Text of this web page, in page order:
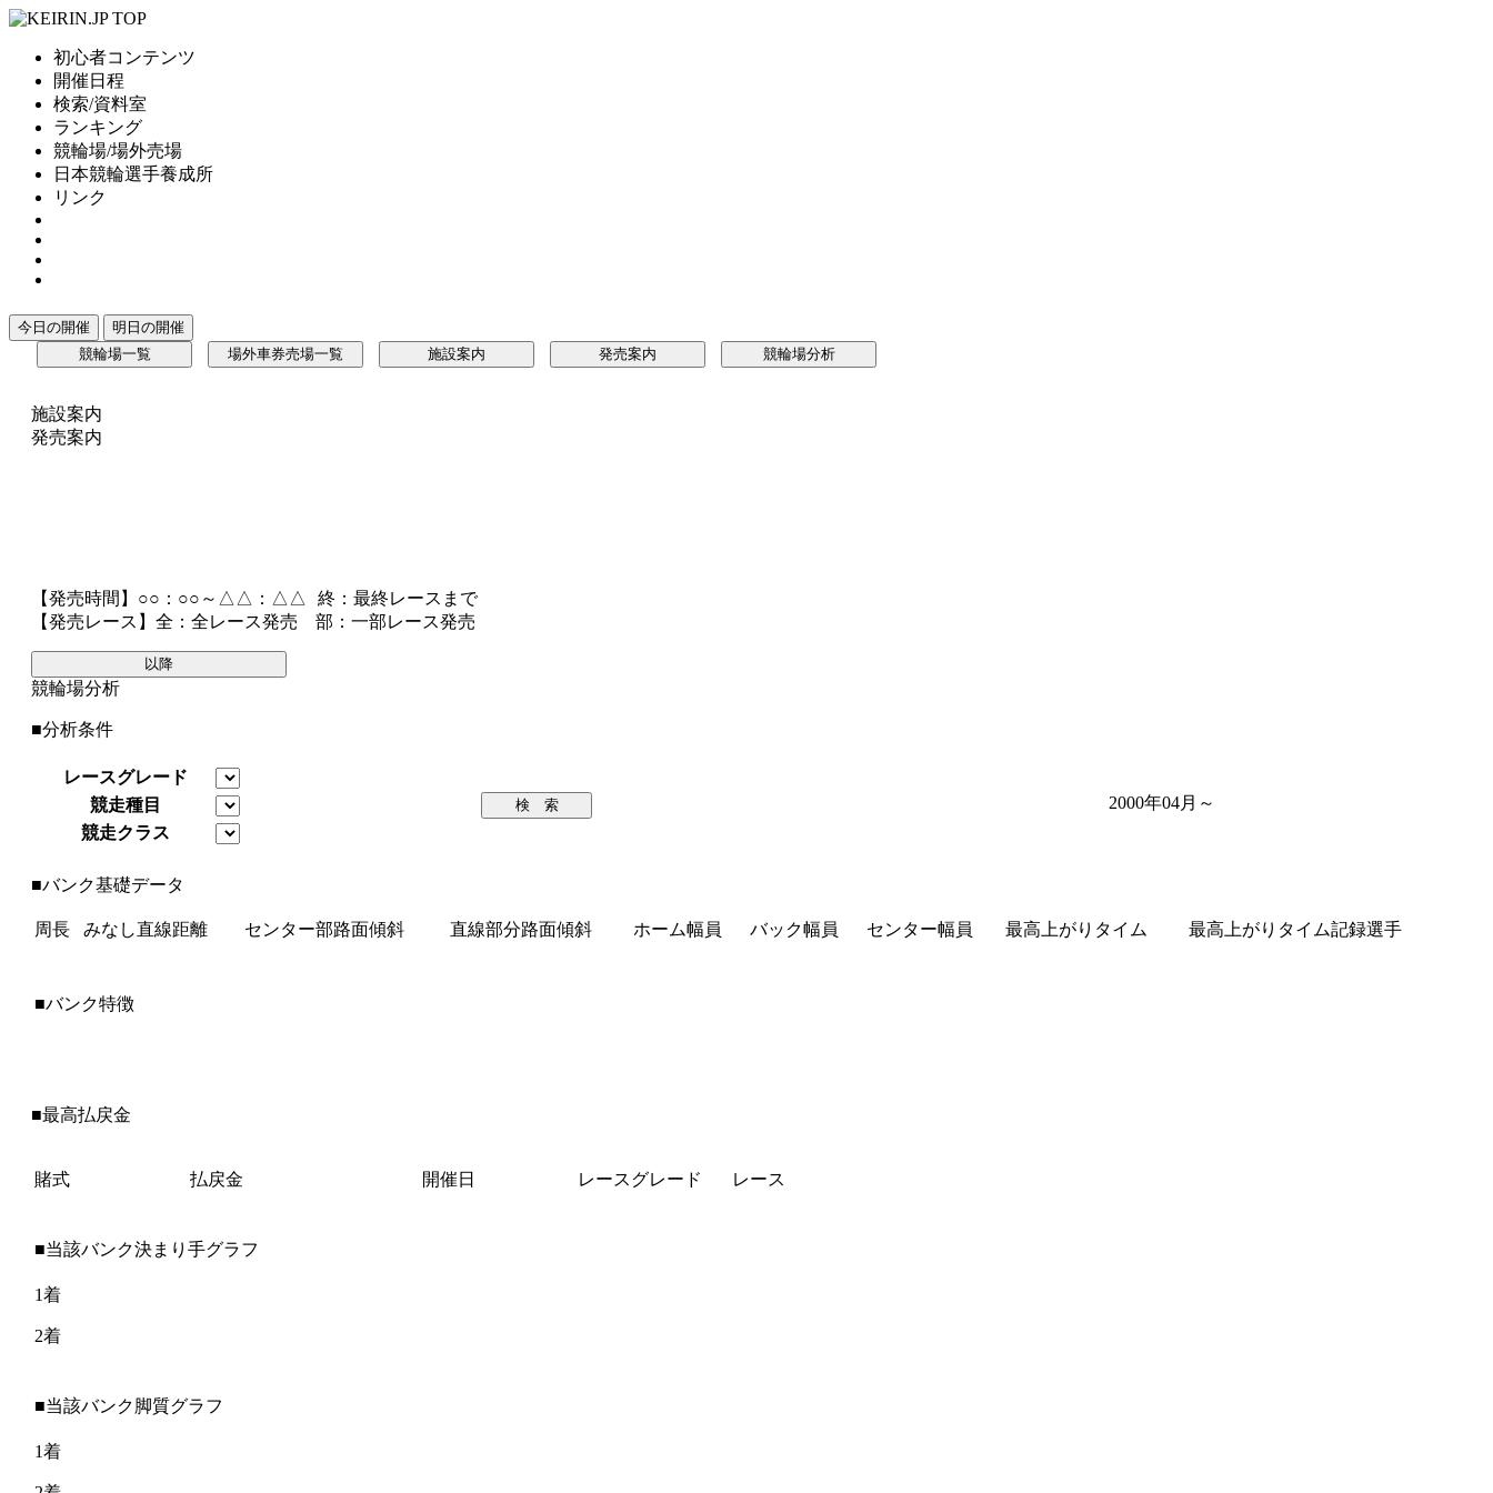
初心者コンテンツ
開催日程
検索/資料室
ランキング
競輪場/場外売場
日本競輪選手養成所
リンク
今日の開催
明日の開催
競輪場一覧
場外車券売場一覧 施設案内 発売案内 競輪場分析
施設案内
発売案内
【発売時間】 ○○：○○～△△：△△ 終 ：最終レースまで
【発売レース】 全 ：全レース発売 部 ：一部レース発売
以降
競輪場分析
■分析条件
レースグレード
検 索
競走種目
競走クラス
2000年04月～
■バンク基礎データ
周長 みなし直線距離 センター部路面傾斜 直線部分路面傾斜 ホーム幅員 バック幅員 センター幅員 最高上がりタイム 最高上がりタイム記録選手
■バンク特徴
■最高払戻金
賭式 払戻金 開催日 レースグレード レース
■当該バンク決まり手グラフ
1着
2着
■当該バンク脚質グラフ
1着